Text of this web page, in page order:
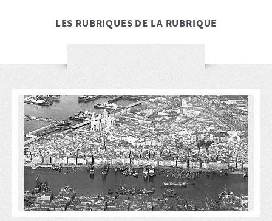
LES RUBRIQUES DE LA RUBRIQUE